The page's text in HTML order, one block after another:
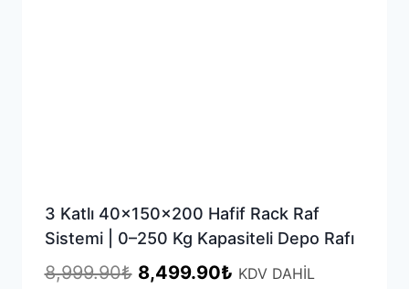
3 Katlı 40x150x200 Hafif Rack Raf
Sistemi | 0–250 Kg Kapasiteli Depo Rafı
8,999.90₺ Orijinal
8,499.90₺Şu
KDV DAHİL